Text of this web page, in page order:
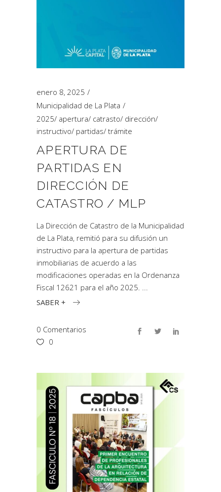
enero 8, 2025
Municipalidad de La Plata
2025/ apertura/ catrasto/ dirección/
instructivo/ partidas/ trámite
APERTURA DE
PARTIDAS EN
DIRECCIÓN DE
CATASTRO / MLP
La Dirección de Catastro de la Municipalidad
de La Plata, remitió para su difusión un
instructivo para la apertura de partidas
inmobiliarias de acuerdo a las
modificaciones operadas en la Ordenanza
Fiscal 12621 para el año 2025.
SABER +
0 Comentarios
0